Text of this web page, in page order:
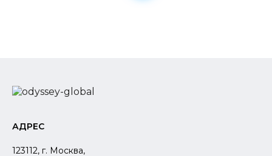
АДРЕС
123112, г. Москва,